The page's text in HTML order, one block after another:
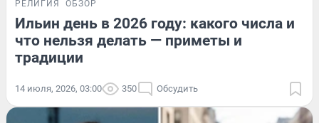
РЕЛИГИЯ ОБЗОР
Ильин день в 2026 году: какого числа и
что нельзя делать — приметы и
традиции
14 июля, 2026, 03:00 350 Обсудить